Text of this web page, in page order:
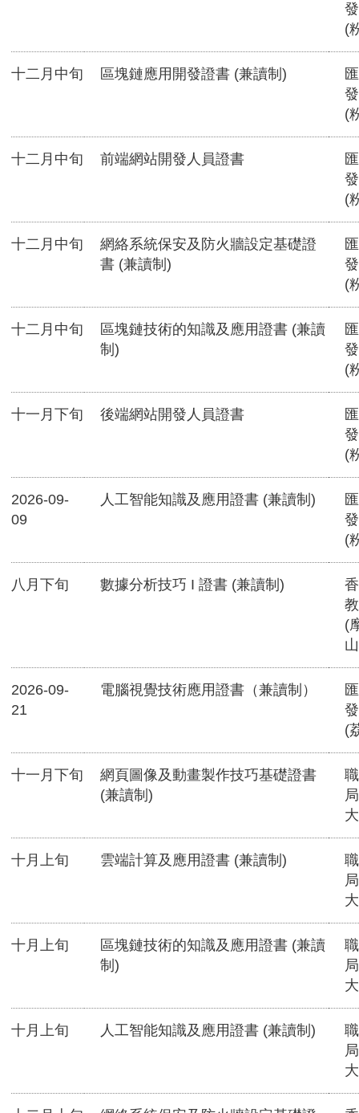
(
十二月中旬 區塊鏈應用開發證書 (兼讀制)
(
十二月中旬 前端網站開發人員證書
(
十二月中旬
網絡系統保安及防火牆設定基礎證
書 (兼讀制)
(
十二月中旬
區塊鏈技術的知識及應用證書 (兼讀
制)
(
十一月下旬 後端網站開發人員證書
(
2026-09-
09
人工智能知識及應用證書 (兼讀制)
(
八月下旬 數據分析技巧 I 證書 (兼讀制)
(
2026-09-
21
電腦視覺技術應用證書（兼讀制）
(
十一月下旬
網頁圖像及動畫製作技巧基礎證書
(兼讀制)
十月上旬 雲端計算及應用證書 (兼讀制)
十月上旬
區塊鏈技術的知識及應用證書 (兼讀
制)
十月上旬 人工智能知識及應用證書 (兼讀制)